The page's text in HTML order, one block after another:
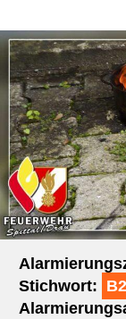
Stichwort: B2